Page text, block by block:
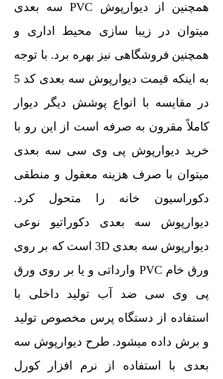
همچنین از دیوارپوش PVC سه بعدی
میتوان در زیبا سازی محیط اداری و
همچنین فروشگاهی نیز بهره برد. با توجه
به اینکه قیمت دیوارپوش سه بعدی کد 5
در مقایسه با انواع پوشش دیگر دیوار
کاملاً مقرون به صرفه است از این رو با
خرید دیوارپوش پی وی سی سه بعدی
میتوان با صرف هزینه معقول و منطقی
دکوراسیون خانه را متحول کرد.
دیوارپوش سه بعدی دکوراتیو نوعی
دیوارپوش سه بعدی 3D است که بر روی
ورق خام PVC وارداتی و یا بر روی ورق
پی وی سی ضد آب تولید داخلی با
استفاده از دستگاه پرس مخصوص تولید
و برش داده میشود. طرح دیوارپوش سه
بعدی با استفاده از نرم افزار کورل